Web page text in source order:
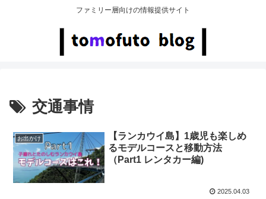
ファミリー層向けの情報提供サイト
交通事情
お出かけ
【ランカウイ島】1歳児も楽しめ
るモデルコースと移動方法
（Part1 レンタカー編)
2025.04.03